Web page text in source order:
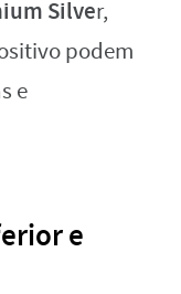
Silver,
podem
e
e